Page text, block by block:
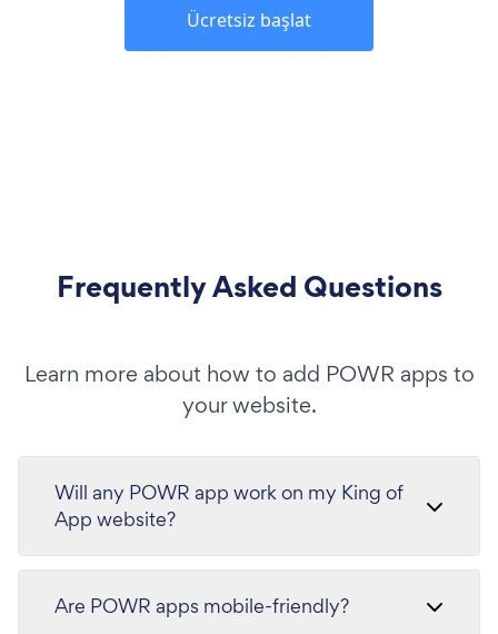
Ücretsiz başlat
Frequently Asked Questions
Learn more about how to add POWR apps to
your website.
Will any POWR app work on my King of
App website?
Are POWR apps mobile-friendly?